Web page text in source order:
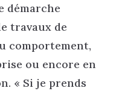
démarche
travaux de
comportement,
ou encore en
« Si je prends